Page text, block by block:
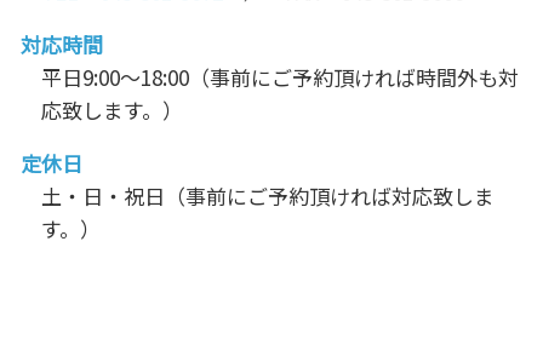
対応時間
平日9:00～18:00（事前にご予約頂ければ時間外も対
応致します。）
定休日
土・日・祝日（事前にご予約頂ければ対応致しま
す。）